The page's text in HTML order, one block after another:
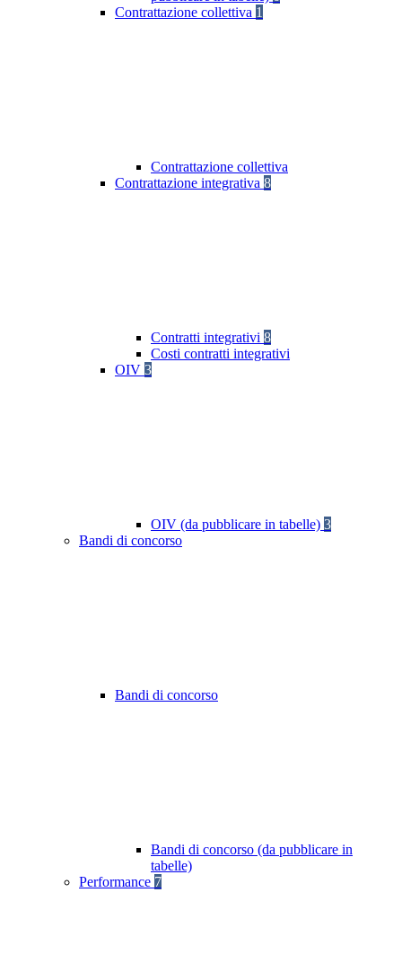
Contrattazione collettiva 1
Contrattazione collettiva
Contrattazione integrativa 8
Contratti integrativi 8
Costi contratti integrativi
OIV 3
OIV (da pubblicare in tabelle) 3
Bandi di concorso
Bandi di concorso
Bandi di concorso (da pubblicare in
tabelle)
Performance 7